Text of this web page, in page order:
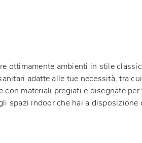
ottimamente ambienti in stile
adatte alle tue necessità, tra
con materiali pregiati e disegnate
spazi indoor che hai a